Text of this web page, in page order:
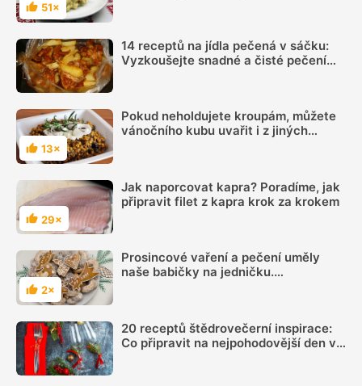
Hodnocení
51×
14 receptů na jídla pečená v sáčku:
Vyzkoušejte snadné a čisté pečení
Hodnocení
13×
Pokud neholdujete kroupám, můžete
vánočního kubu uvařit i z jiných
Hodnocení
29×
Jak naporcovat kapra? Poradíme, jak
připravit filet z kapra krok za krokem
Hodnocení
2×
Prosincové vaření a pečení uměly
naše babičky na jedničku.
20 receptů štědrovečerní inspirace:
Co připravit na nejpohodovější den v